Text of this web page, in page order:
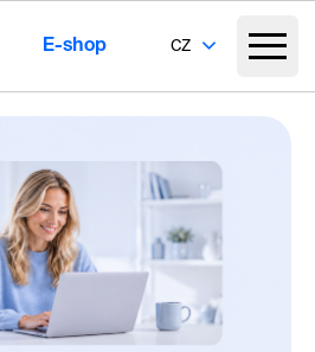
E-shop CZ